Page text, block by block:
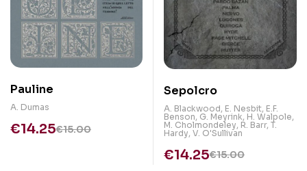
Pauline
A. Dumas
€15.00
€14.25
Sepolcro
A. Blackwood, E. Nesbit, E.F.
Benson, G. Meyrink, H. Walpole,
M. Cholmondeley, R. Barr, T.
Hardy, V. O'Sullivan
€15.00
€14.25